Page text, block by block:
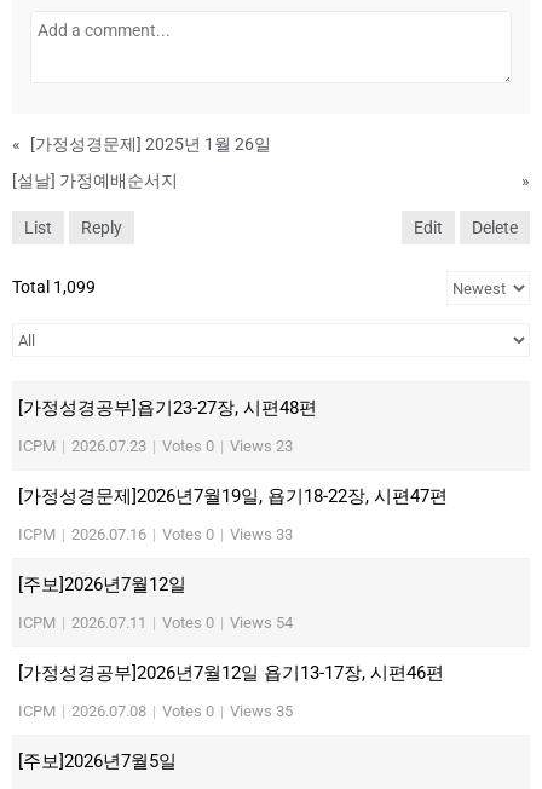
«
[가정성경문제] 2025년 1월 26일
[설날] 가정예배순서지
»
List Reply Edit Delete
Total 1,099
[가정성경공부]욥기23-27장, 시편48편
ICPM | 2026.07.23 | Votes 0 | Views 23
[가정성경문제]2026년7월19일, 욥기18-22장, 시편47편
ICPM | 2026.07.16 | Votes 0 | Views 33
[주보]2026년7월12일
ICPM | 2026.07.11 | Votes 0 | Views 54
[가정성경공부]2026년7월12일 욥기13-17장, 시편46편
ICPM | 2026.07.08 | Votes 0 | Views 35
[주보]2026년7월5일